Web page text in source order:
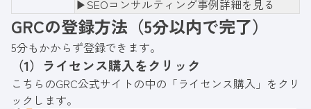
▶︎SEOコンサルティング事例詳細を見る
GRCの登録方法（5分以内で完了）
5分もかからず登録できます。
（1）ライセンス購入をクリック
こちらのGRC公式サイト の中の「ライセンス購入」をクリ
ックします。